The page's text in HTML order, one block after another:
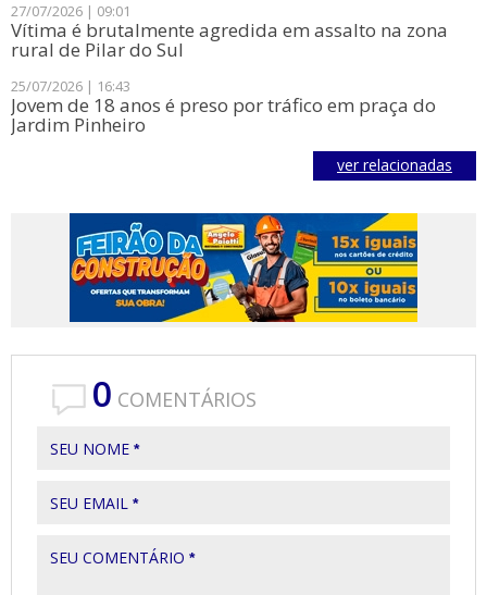
27/07/2026 | 09:01
Vítima é brutalmente agredida em assalto na zona
rural de Pilar do Sul
25/07/2026 | 16:43
Jovem de 18 anos é preso por tráfico em praça do
Jardim Pinheiro
ver relacionadas
0 COMENTÁRIOS
SEU NOME *
SEU EMAIL *
SEU COMENTÁRIO *